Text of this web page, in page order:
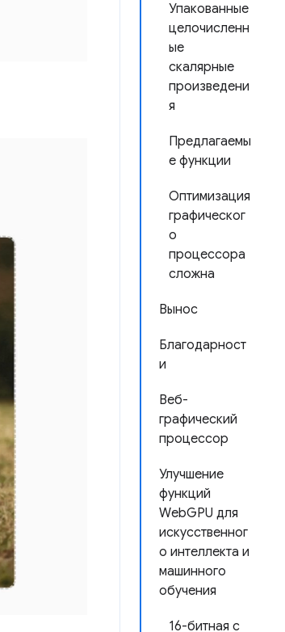
Упакованные
целочисленн
ые
скалярные
произведени
я
Предлагаемы
е функции
Оптимизация
графическог
о
процессора
сложна
Вынос
Благодарност
и
Веб-
графический
процессор
Улучшение
функций
WebGPU для
искусственног
о интеллекта и
машинного
обучения
16-битная с